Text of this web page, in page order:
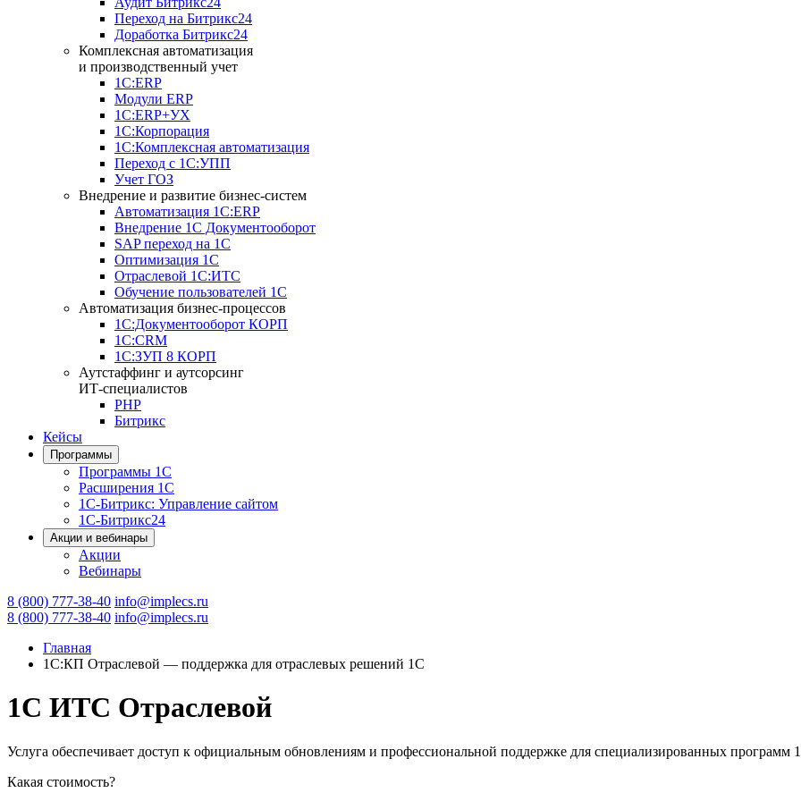
Переход на Битрикс24
Доработка Битрикс24
Комплексная автоматизация
и производственный учет
1С:ERP
Модули ERP
1C:ERP+УХ
1С:Корпорация
1С:Комплексная автоматизация
Переход с 1С:УПП
Учет ГОЗ
Внедрение и развитие бизнес-систем
Автоматизация 1С:ERP
Внедрение 1С Документооборот
SAP переход на 1С
Оптимизация 1С
Отраслевой 1С:ИТС
Обучение пользователей 1С
Автоматизация бизнес-процессов
1С:Документооборот КОРП
1С:CRM
1С:ЗУП 8 КОРП
Аутстаффинг и аутсорсинг
ИТ-специалистов
PHP
Битрикс
Кейсы
Программы
Программы 1С
Расширения 1С
1С-Битрикс: Управление сайтом
1С-Битрикс24
Акции и вебинары
Акции
Вебинары
8 (800) 777-38-40 info@implecs.ru
8 (800) 777-38-40 info@implecs.ru
Главная
1С:КП Отраслевой — поддержка для отраслевых решений 1С
1С ИТС Отраслевой
Услуга обеспечивает доступ к официальным обновлениям и профессиональной поддержке для специализированных программ
Какая стоимость?